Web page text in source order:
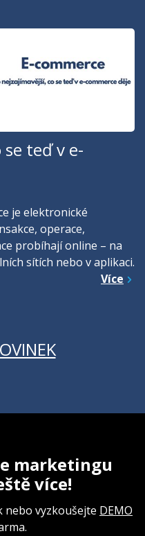
teď v e-
je elektronické
operace,
probíhají online – na
sítích nebo v aplikaci.
Více
marketingu
více!
nebo vyzkoušejte DEMO